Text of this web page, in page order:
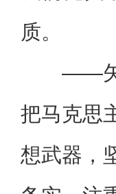
质。
——矢
把马克思
想武器，